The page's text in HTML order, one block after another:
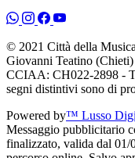
© 2021 Città della
Giovanni Teatino
CCIAA: CH022-2898 -
segni distintivi sono di
Powered by™ Lusso
Messaggio pubblicitario
finalizzato, valida dal